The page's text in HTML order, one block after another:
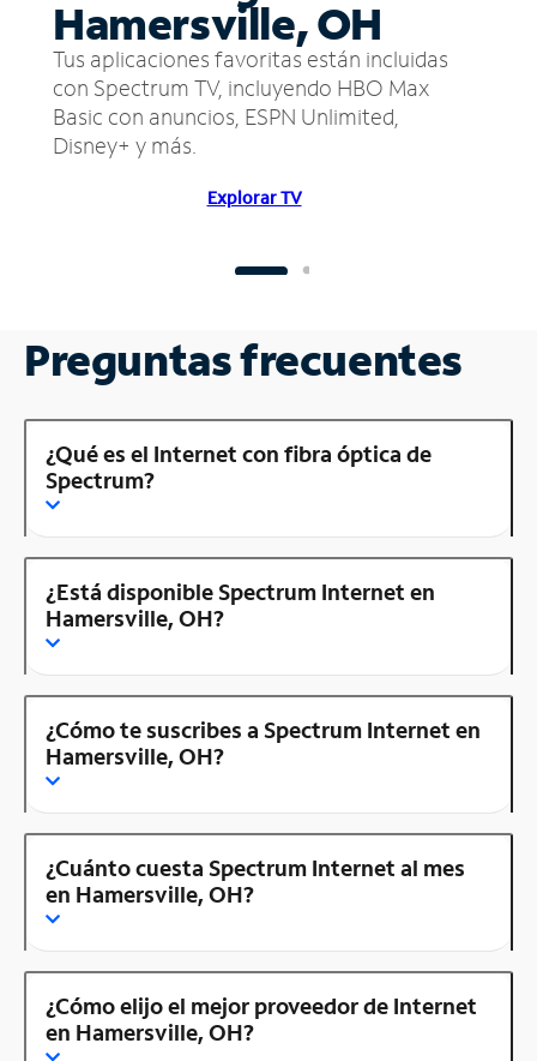
Hamersville, OH
Tus aplicaciones favoritas están incluidas
con Spectrum TV, incluyendo HBO Max
Basic con anuncios, ESPN Unlimited,
Disney+ y más.
Explorar TV
Preguntas frecuentes
¿Qué es el Internet con fibra óptica de
Spectrum?
¿Está disponible Spectrum Internet en
Hamersville, OH?
¿Cómo te suscribes a Spectrum Internet en
Hamersville, OH?
¿Cuánto cuesta Spectrum Internet al mes
en Hamersville, OH?
¿Cómo elijo el mejor proveedor de Internet
en Hamersville, OH?